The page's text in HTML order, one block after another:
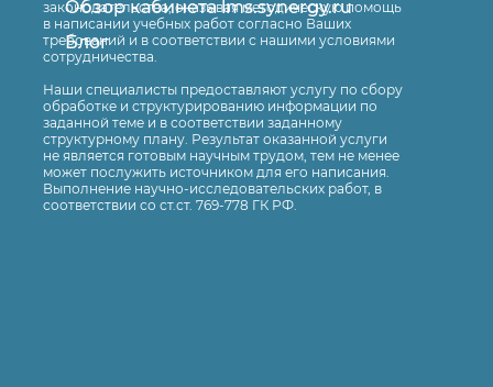
Обзор кабинета lms.synergy.ru
Блог
законодательства, оказывая методическую помощь
в написании учебных работ согласно Ваших
требований и в соответствии с нашими условиями
сотрудничества.
Наши специалисты предоставляют услугу по сбору
обработке и структурированию информации по
заданной теме и в соответствии заданному
структурному плану. Результат оказанной услуги
не является готовым научным трудом, тем не менее
может послужить источником для его написания.
Выполнение научно-исследовательских работ, в
соответствии со ст.ст. 769-778 ГК РФ.